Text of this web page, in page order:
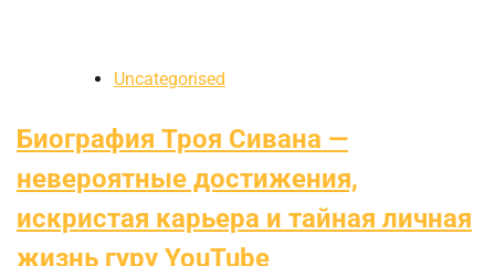
Uncategorised
Биография Троя Сивана —
невероятные достижения,
искристая карьера и тайная личная
жизнь гуру YouTube